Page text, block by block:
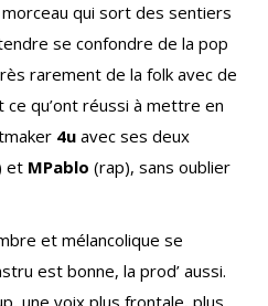
qui sort des sentiers
se confondre de la pop
rarement de la folk avec de
ce qu’ont réussi à mettre en
4u avec ses deux
et MPablo (rap), sans oublier
et mélancolique se
est bonne, la prod’ aussi.